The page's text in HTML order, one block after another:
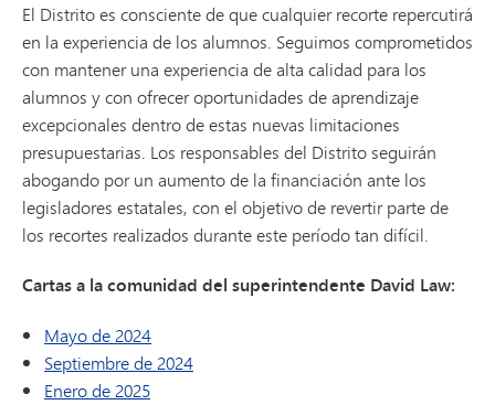
El Distrito es consciente de que cualquier recorte repercutirá
en la experiencia de los alumnos. Seguimos comprometidos
con mantener una experiencia de alta calidad para los
alumnos y con ofrecer oportunidades de aprendizaje
excepcionales dentro de estas nuevas limitaciones
presupuestarias. Los responsables del Distrito seguirán
abogando por un aumento de la financiación ante los
legisladores estatales, con el objetivo de revertir parte de
los recortes realizados durante este período tan difícil.
Cartas a la comunidad del superintendente David Law:
Mayo de 2024
Septiembre de 2024
Enero de 2025